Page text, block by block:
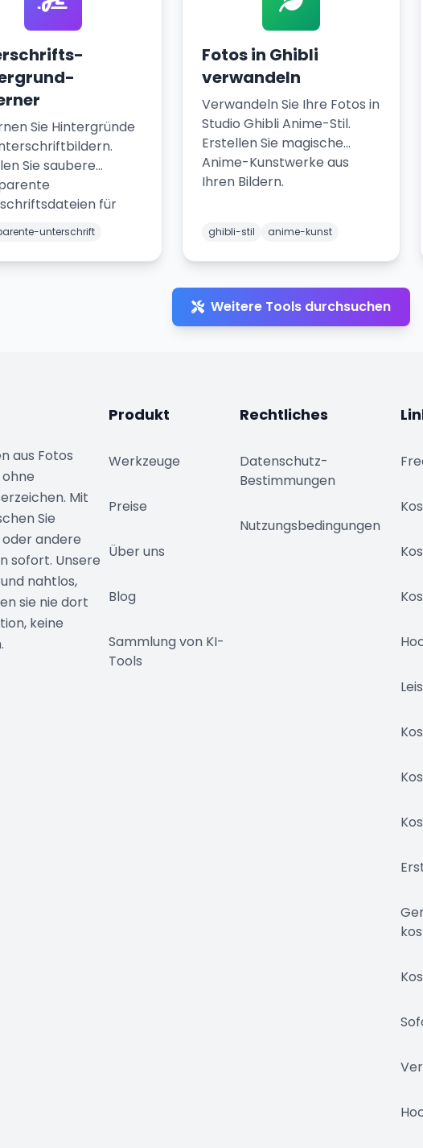
Sie Hintergründe
Sie saubere
für
unterschrift
Fotos in Ghibli
verwandeln
Verwandeln Sie Ihre Fotos in
Studio Ghibli Anime-Stil.
Erstellen Sie magische
Anime-Kunstwerke aus
Ihren Bildern.
ghibli-stil anime-kunst
Weitere Tools durchsuchen
aus Fotos
Mit
Sie
andere
sofort. Unsere
nahtlos,
sie nie dort
keine
Produkt
Werkzeuge
Preise
Über uns
Blog
Sammlung von KI-
Tools
Rechtliches
Datenschutz-
Bestimmungen
Nutzungsbedingungen